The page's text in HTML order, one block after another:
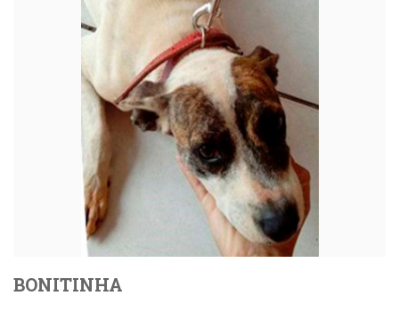
BONITINHA